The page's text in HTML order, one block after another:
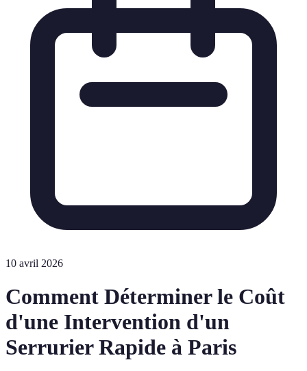
10 avril 2026
Comment Déterminer le Coût
d'une Intervention d'un
Serrurier Rapide à Paris